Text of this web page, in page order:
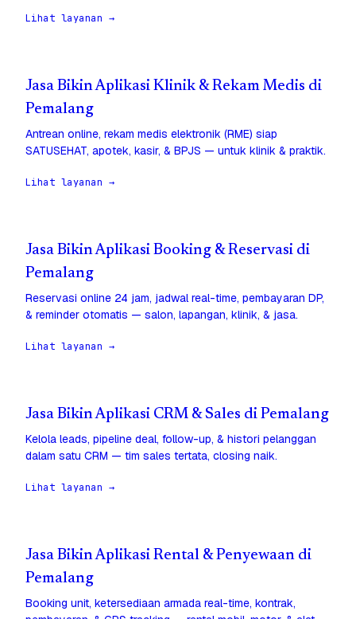
Lihat layanan →
Jasa Bikin Aplikasi Klinik & Rekam Medis di
Pemalang
Antrean online, rekam medis elektronik (RME) siap
SATUSEHAT, apotek, kasir, & BPJS — untuk klinik & praktik.
Lihat layanan →
Jasa Bikin Aplikasi Booking & Reservasi di
Pemalang
Reservasi online 24 jam, jadwal real-time, pembayaran DP,
& reminder otomatis — salon, lapangan, klinik, & jasa.
Lihat layanan →
Jasa Bikin Aplikasi CRM & Sales di Pemalang
Kelola leads, pipeline deal, follow-up, & histori pelanggan
dalam satu CRM — tim sales tertata, closing naik.
Lihat layanan →
Jasa Bikin Aplikasi Rental & Penyewaan di
Pemalang
Booking unit, ketersediaan armada real-time, kontrak,